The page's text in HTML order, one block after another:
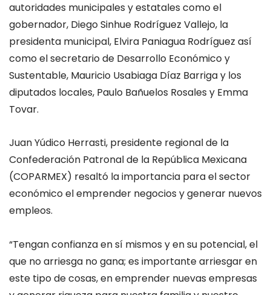
autoridades municipales y estatales como el
gobernador, Diego Sinhue Rodríguez Vallejo, la
presidenta municipal, Elvira Paniagua Rodríguez así
como el secretario de Desarrollo Económico y
Sustentable, Mauricio Usabiaga Díaz Barriga y los
diputados locales, Paulo Bañuelos Rosales y Emma
Tovar.
Juan Yúdico Herrasti, presidente regional de la
Confederación Patronal de la República Mexicana
(COPARMEX) resaltó la importancia para el sector
económico el emprender negocios y generar nuevos
empleos.
“Tengan confianza en sí mismos y en su potencial, el
que no arriesga no gana; es importante arriesgar en
este tipo de cosas, en emprender nuevas empresas